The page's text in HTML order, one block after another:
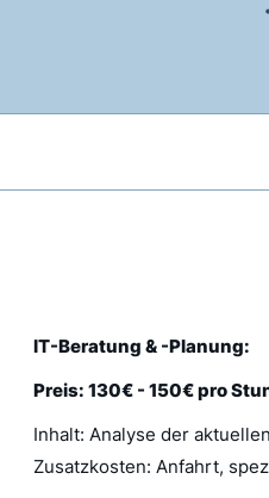
IT-Beratung & -Planung:
Preis: 130€ - 150€ pro
Inhalt: Analyse der
Zusatzkosten: Anfahrt,